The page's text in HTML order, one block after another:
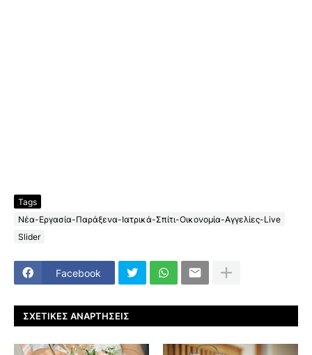
Tags
Νέα-Εργασία-Παράξενα-Ιατρικά-Σπίτι-Οικονομία-Αγγελίες-Live
Slider
Facebook
ΣΧΕΤΙΚΈΣ ΑΝΑΡΤΉΣΕΙΣ